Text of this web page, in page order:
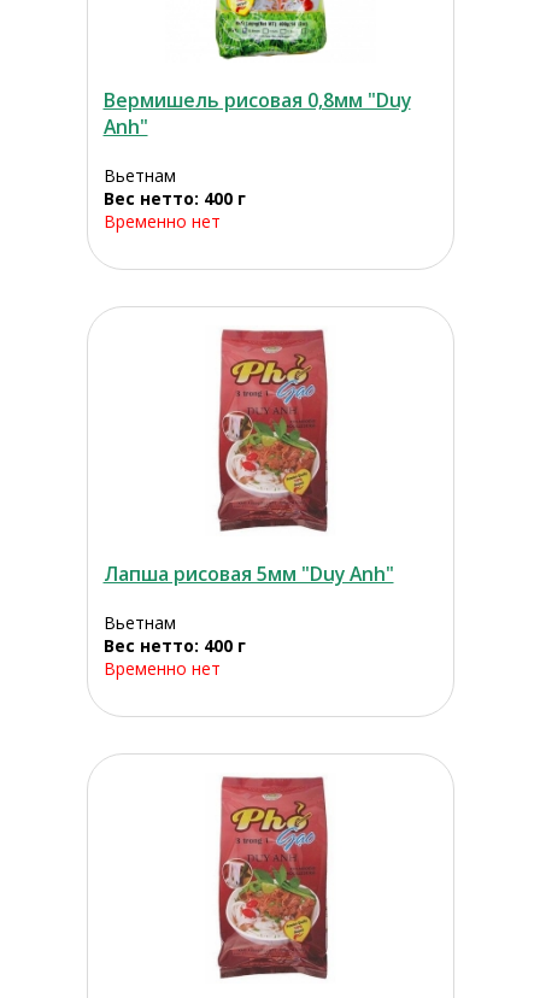
Вермишель рисовая 0,8мм "Duy
Anh"
Вьетнам
Вес нетто: 400 г
Временно нет
Лапша рисовая 5мм "Duy Anh"
Вьетнам
Вес нетто: 400 г
Временно нет